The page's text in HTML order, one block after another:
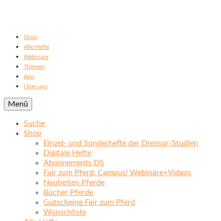
Shop
Alle Hefte
Webinare
Themen
App
Über uns
Menü
Suche
Shop
Einzel- und Sonderhefte der Dressur-Studien
Digitale Hefte
Abonnements DS
Fair zum Pferd: Campus! Webinare+Videos
Neuheiten Pferde
Bücher Pferde
Gutscheine Fair zum Pferd
Wunschliste